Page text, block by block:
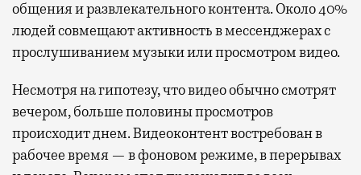
общения и развлекательного контента. Около 40%
людей совмещают активность в мессенджерах с
прослушиванием музыки или просмотром видео.
Несмотря на гипотезу, что видео обычно смотрят
вечером, больше половины просмотров
происходит днем. Видеоконтент востребован в
рабочее время — в фоновом режиме, в перерывах